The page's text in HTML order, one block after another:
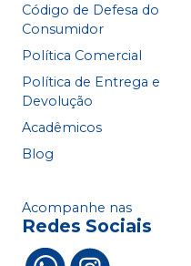
Código de Defesa do
Consumidor
Política Comercial
Política de Entrega e
Devolução
Acadêmicos
Blog
Acompanhe nas
Redes Sociais